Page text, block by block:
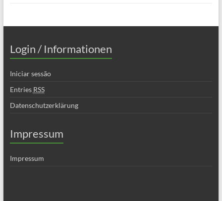
Login / Informationen
Iniciar sessão
Entries RSS
Datenschutzerklärung
Impressum
Impressum